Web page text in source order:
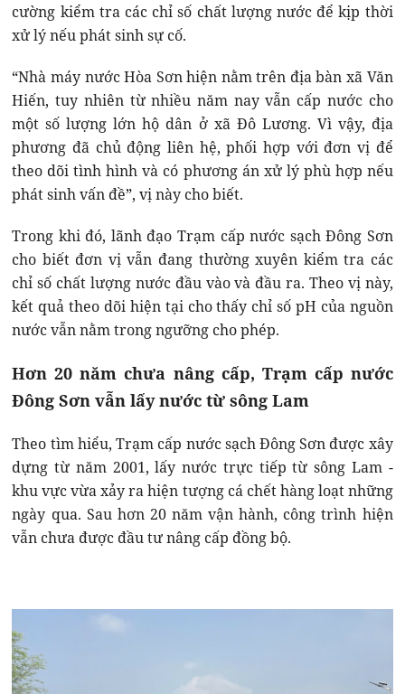
cường kiểm tra các chỉ số chất lượng nước để kịp thời
xử lý nếu phát sinh sự cố.
“Nhà máy nước Hòa Sơn hiện nằm trên địa bàn xã Văn
Hiến, tuy nhiên từ nhiều năm nay vẫn cấp nước cho
một số lượng lớn hộ dân ở xã Đô Lương. Vì vậy, địa
phương đã chủ động liên hệ, phối hợp với đơn vị để
theo dõi tình hình và có phương án xử lý phù hợp nếu
phát sinh vấn đề”, vị này cho biết.
Trong khi đó, lãnh đạo Trạm cấp nước sạch Đông Sơn
cho biết đơn vị vẫn đang thường xuyên kiểm tra các
chỉ số chất lượng nước đầu vào và đầu ra. Theo vị này,
kết quả theo dõi hiện tại cho thấy chỉ số pH của nguồn
nước vẫn nằm trong ngưỡng cho phép.
Hơn 20 năm chưa nâng cấp, Trạm cấp nước
Đông Sơn vẫn lấy nước từ sông Lam
Theo tìm hiểu, Trạm cấp nước sạch Đông Sơn được xây
dựng từ năm 2001, lấy nước trực tiếp từ sông Lam -
khu vực vừa xảy ra hiện tượng cá chết hàng loạt những
ngày qua. Sau hơn 20 năm vận hành, công trình hiện
vẫn chưa được đầu tư nâng cấp đồng bộ.